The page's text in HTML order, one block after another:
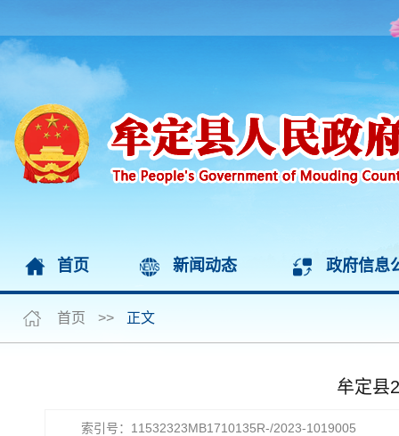
首页 新闻动态 政府信息
首页 >> 正文
牟定县
索引号：11532323MB1710135R-/2023-1019005